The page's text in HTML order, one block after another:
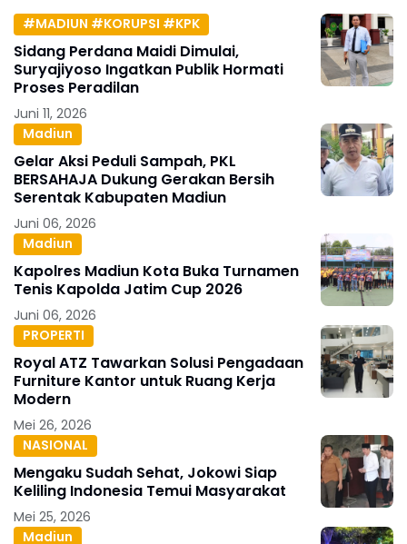
#MADIUN #KORUPSI #KPK
Sidang Perdana Maidi Dimulai,
Suryajiyoso Ingatkan Publik Hormati
Proses Peradilan
Juni 11, 2026
Madiun
Gelar Aksi Peduli Sampah, PKL
BERSAHAJA Dukung Gerakan Bersih
Serentak Kabupaten Madiun
Juni 06, 2026
Madiun
Kapolres Madiun Kota Buka Turnamen
Tenis Kapolda Jatim Cup 2026
Juni 06, 2026
PROPERTI
Royal ATZ Tawarkan Solusi Pengadaan
Furniture Kantor untuk Ruang Kerja
Modern
Mei 26, 2026
NASIONAL
Mengaku Sudah Sehat, Jokowi Siap
Keliling Indonesia Temui Masyarakat
Mei 25, 2026
Madiun